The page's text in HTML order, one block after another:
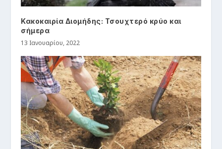
Κακοκαιρία Διομήδης: Τσουχτερό κρύο και
σήμερα
13 Ιανουαρίου, 2022